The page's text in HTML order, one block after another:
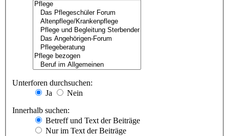
Unterforen durchsuchen:
Ja
Nein
Innerhalb suchen:
Betreff und Text der Beiträge
Nur im Text der Beiträge